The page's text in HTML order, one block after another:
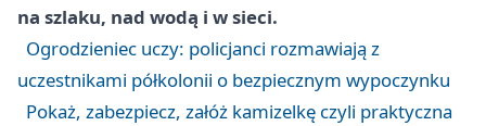
na szlaku, nad wodą i w sieci.
Ogrodzieniec uczy: policjanci rozmawiają z
uczestnikami półkolonii o bezpiecznym wypoczynku
Pokaż, zabezpiecz, załóż kamizelkę czyli praktyczna